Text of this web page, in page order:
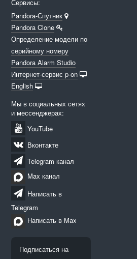
Сервисы:
Pandora-Спутник
Pandora Clone
Определение модели по
серийному номеру
Pandora Alarm Studio
Интернет-сервис p-on
English
Мы в социальных сетях
и мессенджерах:
YouTube
Вконтакте
Telegram канал
Max канал
Написать в
Telegram
Написать в Max
Подписаться на